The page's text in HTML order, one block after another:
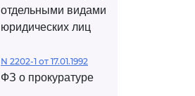
отдельными видами
юридических лиц
N 2202-1 от 17.01.1992
ФЗ о прокуратуре